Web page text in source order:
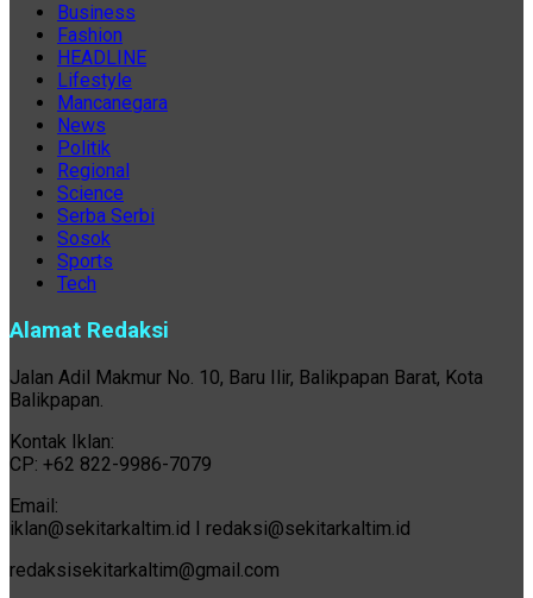
Business
Fashion
HEADLINE
Lifestyle
Mancanegara
News
Politik
Regional
Science
Serba Serbi
Sosok
Sports
Tech
Alamat Redaksi
Jalan Adil Makmur No. 10, Baru Ilir, Balikpapan Barat, Kota
Balikpapan.
Kontak Iklan:
CP: +62 822-9986-7079
Email:
iklan@sekitarkaltim.id I redaksi@sekitarkaltim.id
redaksisekitarkaltim@gmail.com